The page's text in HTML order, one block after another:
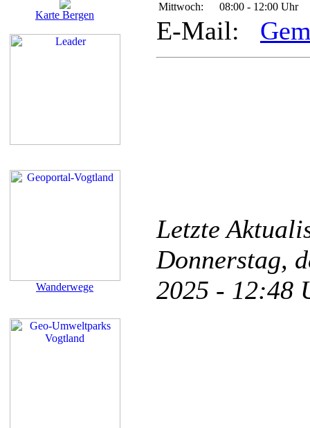
Karte Bergen
Wanderwege
Mittwoch:
08:00 - 12:00 Uhr
E-Mail:
Letzte
Donnerstag,
2025 -